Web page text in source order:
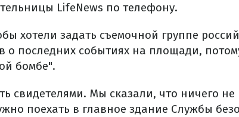
LifeNews по телефону.
хотели задать съемочной группе
о последних событиях на площади,
бомбе".
свидетелями. Мы сказали, что ничего
поехать в главное здание Службы